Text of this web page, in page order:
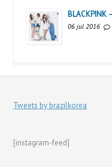
BLACKPINK
06 jul 2016
Tweets by brazilkorea
[instagram-feed]